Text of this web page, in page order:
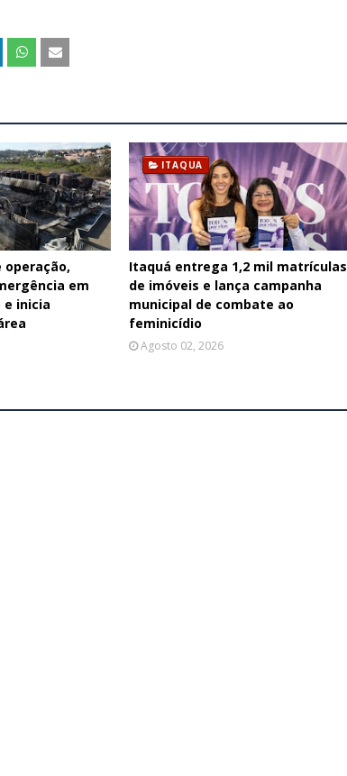
operação,
em
e inicia
ITAQUA
Itaquá entrega 1,2 mil matrículas
de imóveis e lança campanha
municipal de combate ao
feminicídio
Agosto 02, 2026